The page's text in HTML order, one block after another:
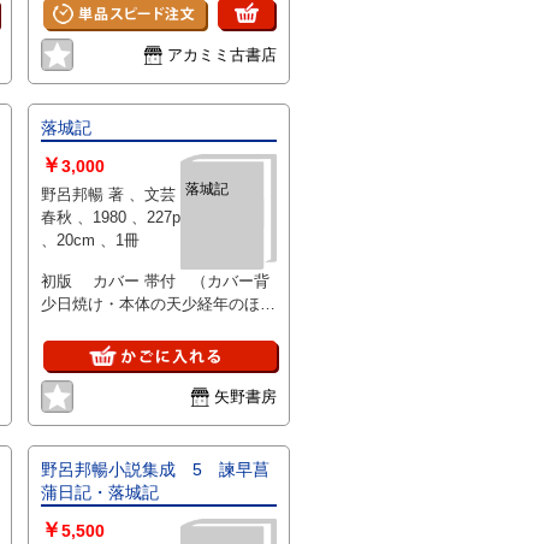
アカミミ古書店
落城記
落城記
￥3,000
野呂邦暢 著 、文芸
春秋 、1980 、227p
、20cm 、1冊
初版 カバー 帯付 （カバー背
少日焼け・本体の天少経年のほこ
矢野書房
野呂邦暢小説集成 5 諫早菖
蒲日記・落城記
￥5,500